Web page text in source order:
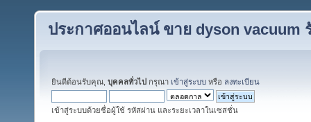
ประกาศออนไลน์ ขาย dyson vacuum
ยินดีต้อนรับคุณ, บุคคลทั่วไป กรุณา เข้าสู่ระบบ หรือ ลงทะเบียน
เข้าสู่ระบบด้วยชื่อผู้ใช้ รหัสผ่าน และระยะเวลาในเซสชั่น